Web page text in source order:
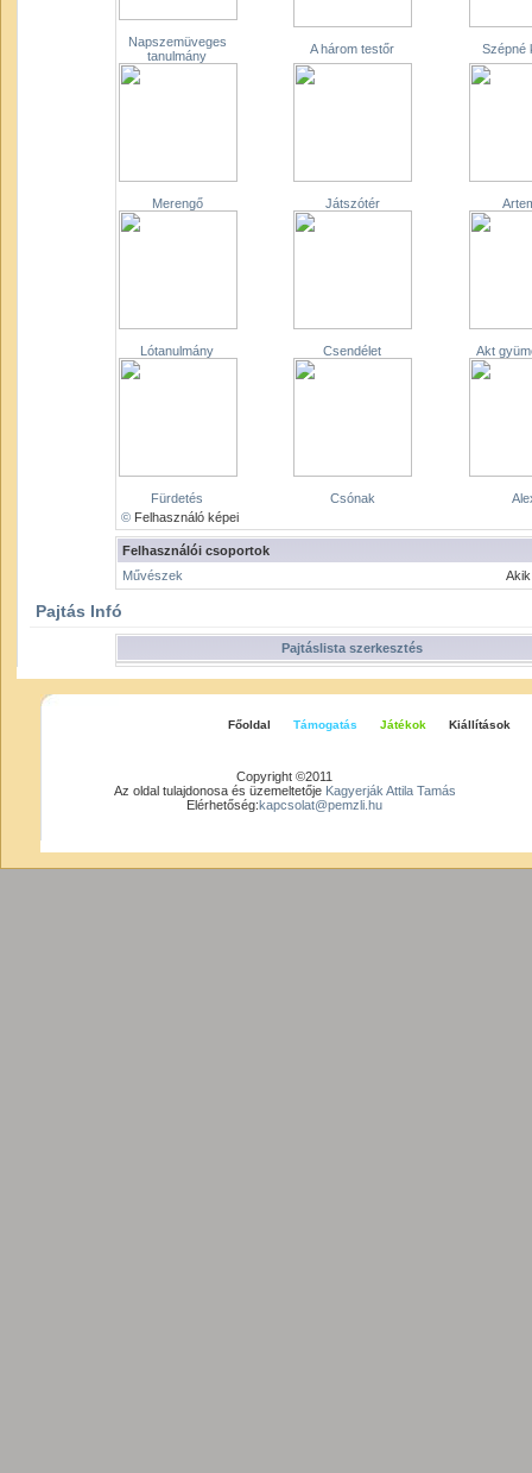
Napszemüveges
tanulmány
A három testőr Szépné
Merengő Játszótér
Lótanulmány Csendélet Akt
Fürdetés Csónak
© Felhasználó képei
Felhasználói csoportok
Művészek
Pajtás Infó
Pajtáslista szerkesztés
Főoldal Támogatás Játékok Kiállítások
Copyright ©2011
Az oldal tulajdonosa és üzemeltetője Kagyerják Attila Tamás
Elérhetőség:kapcsolat@pemzli.hu